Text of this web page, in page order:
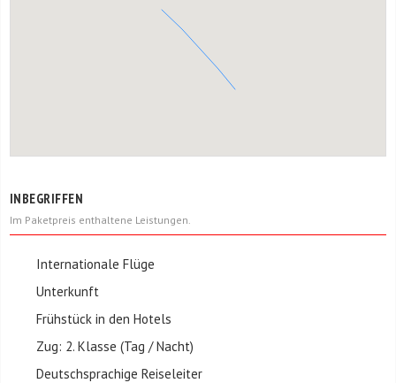
INBEGRIFFEN
Im Paketpreis enthaltene Leistungen.
Internationale Flüge
Unterkunft
Frühstück in den Hotels
Zug: 2. Klasse (Tag / Nacht)
Deutschsprachige Reiseleiter